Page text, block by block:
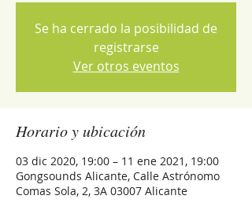
Se ha cerrado la posibilidad de
registrarse
Ver otros eventos
Horario y ubicación
03 dic 2020, 19:00 – 11 ene 2021, 19:00
Gongsounds Alicante, Calle Astrónomo
Comas Sola, 2, 3A 03007 Alicante